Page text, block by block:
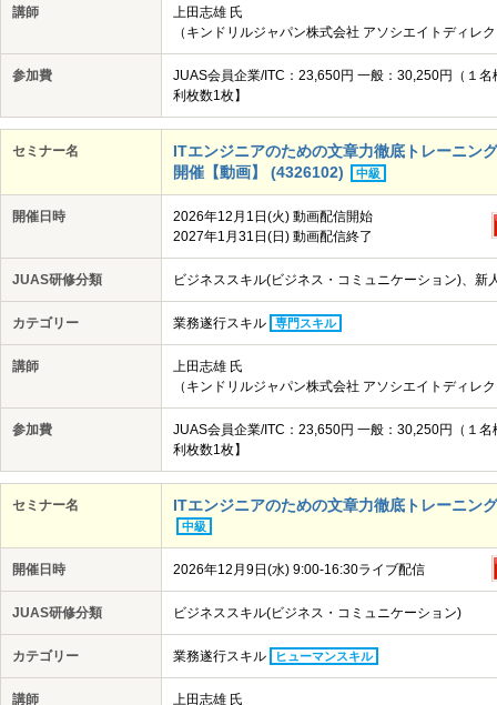
講師
上田志雄 氏
（キンドリルジャパン株式会社 アソシエイトディレ
参加費
JUAS会員企業/ITC：23,650円 一般：30,250円（１
利枚数1枚】
セミナー名
ITエンジニアのための文章力徹底トレーニン
開催【動画】 (4326102)
中級
開催日時
2026年12月1日(火) 動画配信開始
2027年1月31日(日) 動画配信終了
JUAS研修分類 ビジネススキル(ビジネス・コミュニケーション)、新
カテゴリー 業務遂行スキル 専門スキル
講師
上田志雄 氏
（キンドリルジャパン株式会社 アソシエイトディレ
参加費
JUAS会員企業/ITC：23,650円 一般：30,250円（１
利枚数1枚】
セミナー名 ITエンジニアのための文章力徹底トレーニン
中級
開催日時 2026年12月9日(水) 9:00-16:30ライブ配信
JUAS研修分類 ビジネススキル(ビジネス・コミュニケーション)
カテゴリー 業務遂行スキル ヒューマンスキル
講師
上田志雄 氏